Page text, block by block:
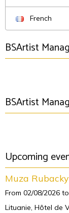
French
BSArtist
BSArtist
Upcoming
Muza
From 02/08/2026
Lituanie, Hôtel de